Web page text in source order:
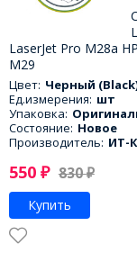
LaserJet Pro M28a
M29
Цвет: Черный
Ед.измерения: шт
Упаковка:
Состояние: Новое
Производитель: ИТ-
550 ₽ 830₽
Купить